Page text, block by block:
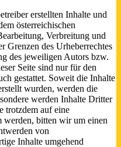
erstellten Inhalte und
österreichischen
Verbreitung und
Grenzen des Urheberrechtes
des jeweiligen Autors bzw.
Seite sind nur für den
gestattet. Soweit die Inhalte
wurden, werden die
werden Inhalte Dritter
trotzdem auf eine
werden, bitten wir um einen
von
Inhalte umgehend